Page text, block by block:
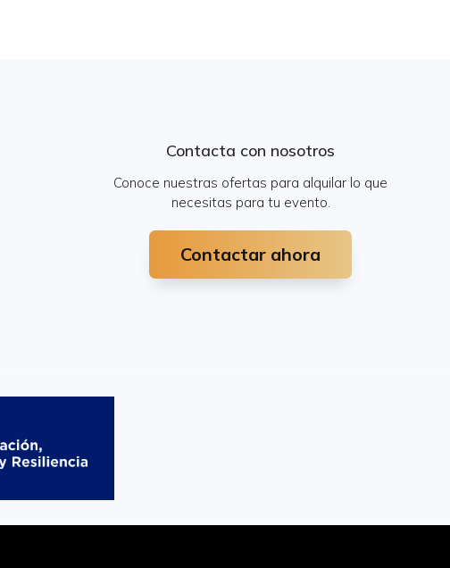
Contacta con nosotros
Conoce nuestras ofertas para alquilar lo que
necesitas para tu evento.
Contactar ahora